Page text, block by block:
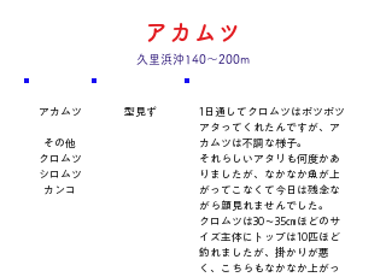
アカムツ
久里浜沖140～200m
アカムツ
その他
クロムツ
シロムツ
カンコ
型見ず
1日通してクロムツはポツポツ
アタってくれたんですが、ア
カムツは不調な様子。
それらしいアタリも何度かあ
りましたが、なかなか魚が上
がってこなくて今日は残念な
がら顔見れませんでした。
クロムツは30～35㎝ほどのサ
イズ主体にトップは10匹ほど
釣れましたが、掛かりが悪
く、こちらもなかなか上がっ